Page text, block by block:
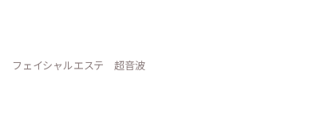
フェイシャルエステ 超音波